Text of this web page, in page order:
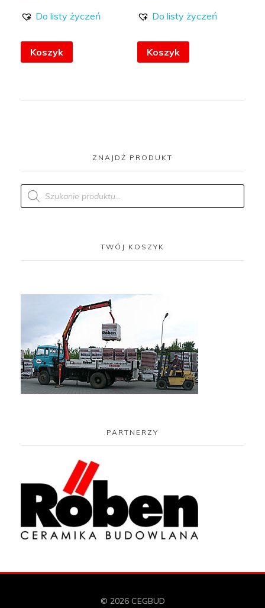
Do listy życzeń
Koszyk
Do listy życzeń
Koszyk
ZNAJDŹ PRODUKT
Products
search
TWÓJ KOSZYK
PARTNERZY
© 2026 CEGBUD